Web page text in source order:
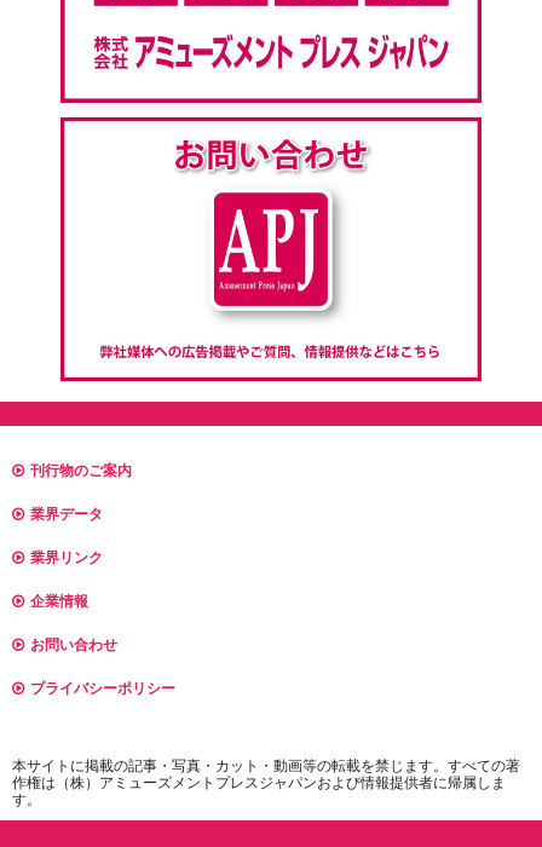
刊行物のご案内
業界データ
業界リンク
企業情報
お問い合わせ
プライバシーポリシー
本サイトに掲載の記事・写真・カット・動画等の転載を禁じます。すべての著
作権は（株）アミューズメントプレスジャパンおよび情報提供者に帰属しま
す。